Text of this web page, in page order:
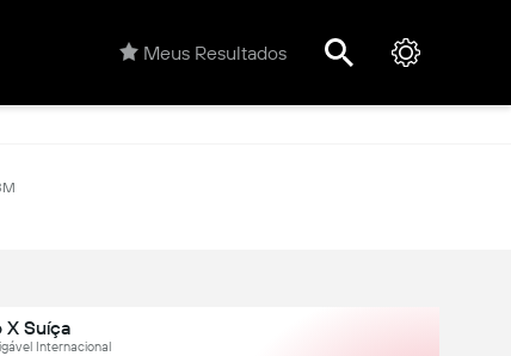
Meus Resultados
X Suíça
Internacional